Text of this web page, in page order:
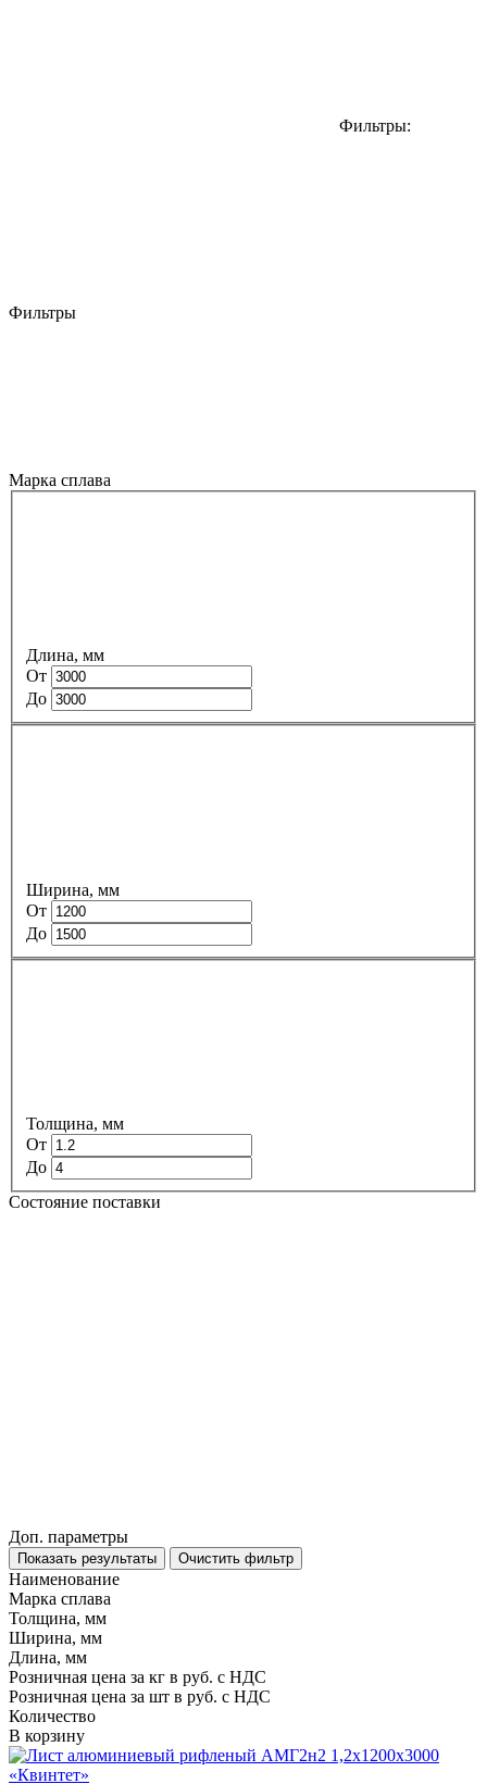
Фильтры:
Фильтры
Марка сплава
Длина, мм
От
До
Ширина, мм
От
До
Толщина, мм
От
До
Состояние поставки
Доп. параметры
Показать результаты Очистить фильтр
Наименование
Марка сплава
Толщина, мм
Ширина, мм
Длина, мм
Розничная цена за кг в руб. с НДС
Розничная цена за шт в руб. с НДС
Количество
В корзину